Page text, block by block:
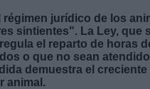
jurídico de los
sintientes". La Ley, que
el reparto de horas
o que no sean
demuestra el
animal.